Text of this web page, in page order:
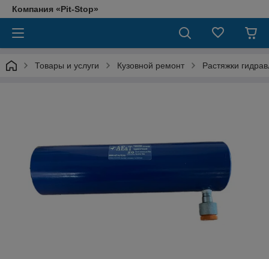
Компания «Pit-Stop»
Товары и услуги Кузовной ремонт Растяжки